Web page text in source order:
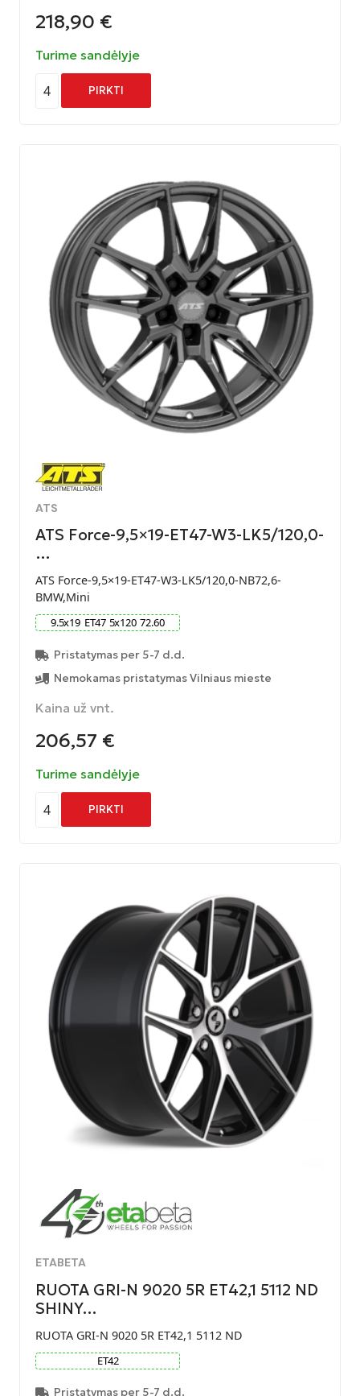
218,90 €
Turime sandėlyje
4 PIRKTI
ATS
ATS Force-9,5×19-ET47-W3-LK5/120,0-
…
ATS Force-9,5×19-ET47-W3-LK5/120,0-NB72,6-
BMW,Mini
9.5x19 ET47 5x120 72.60
Pristatymas per 5-7 d.d.
Nemokamas pristatymas Vilniaus mieste
Kaina už vnt.
206,57 €
Turime sandėlyje
4 PIRKTI
ETABETA
RUOTA GRI-N 9020 5R ET42,1 5112 ND
SHINY…
RUOTA GRI-N 9020 5R ET42,1 5112 ND
ET42
Pristatymas per 5-7 d.d.